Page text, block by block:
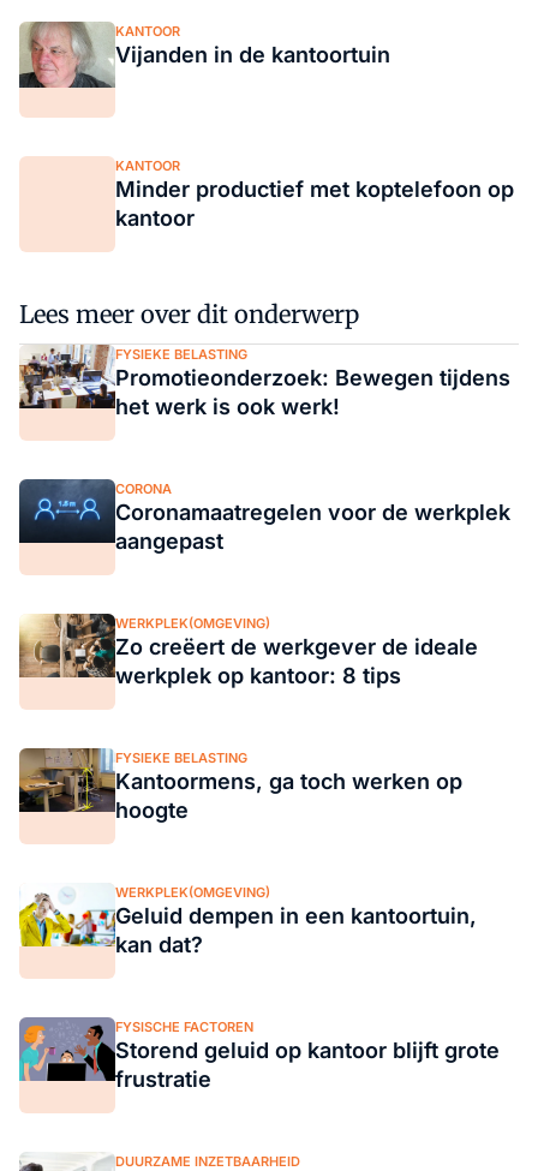
KANTOOR
Vijanden in de kantoortuin
KANTOOR
Minder productief met koptelefoon op
kantoor
Lees meer over dit onderwerp
FYSIEKE BELASTING
Promotieonderzoek: Bewegen tijdens
het werk is ook werk!
CORONA
Coronamaatregelen voor de werkplek
aangepast
WERKPLEK(OMGEVING)
Zo creëert de werkgever de ideale
werkplek op kantoor: 8 tips
FYSIEKE BELASTING
Kantoormens, ga toch werken op
hoogte
WERKPLEK(OMGEVING)
Geluid dempen in een kantoortuin,
kan dat?
FYSISCHE FACTOREN
Storend geluid op kantoor blijft grote
frustratie
DUURZAME INZETBAARHEID